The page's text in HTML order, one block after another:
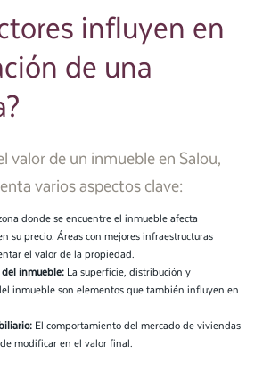
influyen en
de una
valor de un inmueble en Salou,
varios aspectos clave:
donde se encuentre el inmueble afecta
su precio. Áreas con mejores infraestructuras
el valor de la propiedad.
del inmueble: La superficie, distribución y
inmueble son elementos que también influyen en
El comportamiento del mercado de viviendas
modificar en el valor final.